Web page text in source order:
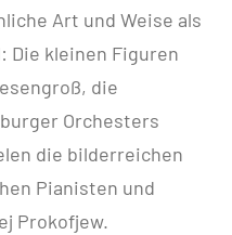
Art und Weise als
Die kleinen Figuren
die
Orchesters
die bilderreichen
Pianisten und
Prokofjew.